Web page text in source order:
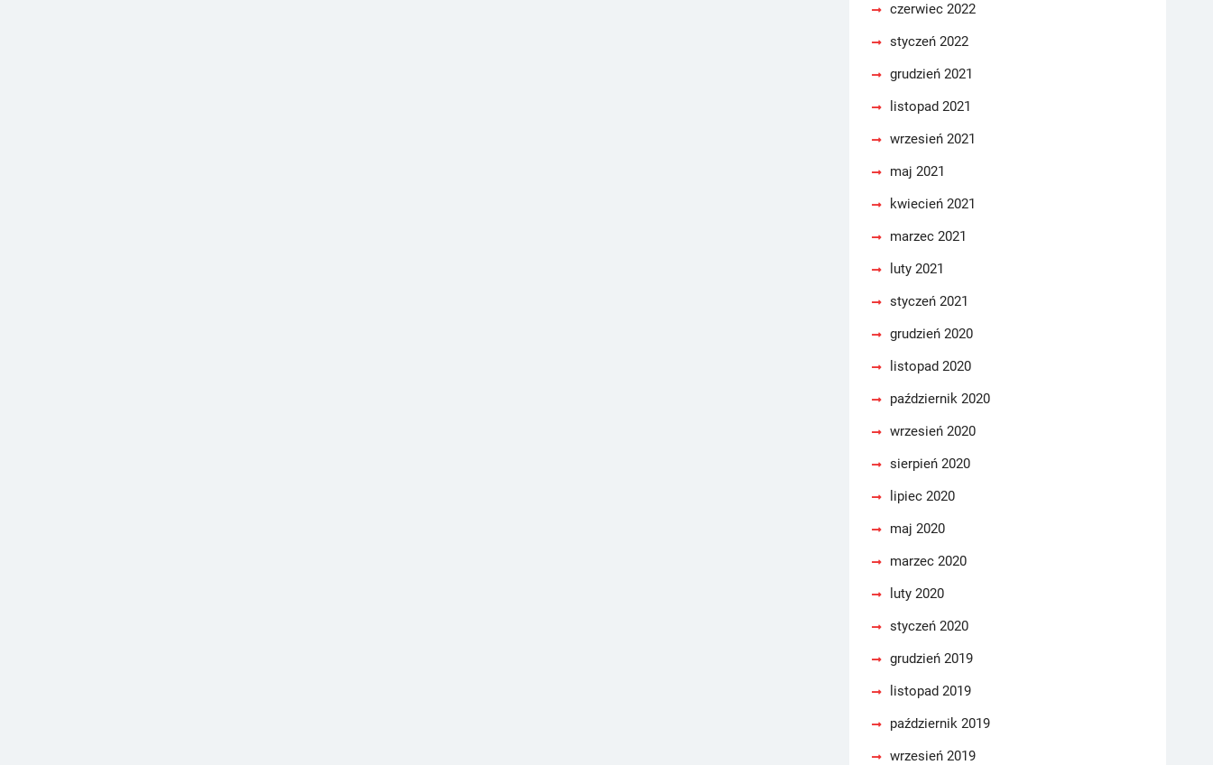
czerwiec 2022
styczeń 2022
grudzień 2021
listopad 2021
wrzesień 2021
maj 2021
kwiecień 2021
marzec 2021
luty 2021
styczeń 2021
grudzień 2020
listopad 2020
październik 2020
wrzesień 2020
sierpień 2020
lipiec 2020
maj 2020
marzec 2020
luty 2020
styczeń 2020
grudzień 2019
listopad 2019
październik 2019
wrzesień 2019